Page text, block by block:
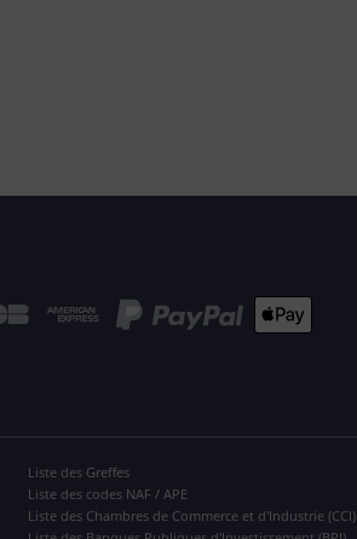
Liste des Greffes
Liste des codes NAF / APE
Liste des Chambres de Commerce et d'Industrie (CCI)